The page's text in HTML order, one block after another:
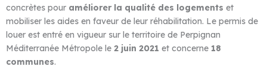
concrètes pour améliorer la qualité des logements et
mobiliser les aides en faveur de leur réhabilitation. Le permis de
louer est entré en vigueur sur le territoire de Perpignan
Méditerranée Métropole le 2 juin 2021 et concerne 18
communes.